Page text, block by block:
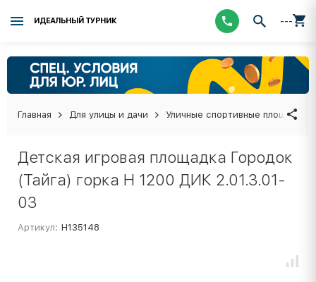
ИДЕАЛЬНЫЙ ТУРНИК ---
Главная Для улицы и дачи Уличные спортивные площадки
Детская игровая площадка Городок
(Тайга) горка Н 1200 ДИК 2.01.3.01-
03
Артикул: Н135148